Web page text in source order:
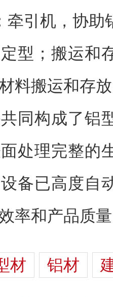
牵引机，协助
型；搬运和
料搬运和存
同构成了铝
处理完整的
备已高度自
率和产品质
材 铝材